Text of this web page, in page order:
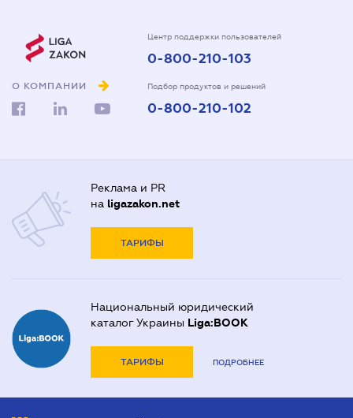
О КОМПАНИИ
Центр поддержки пользователей
0-800-210-103
Подбор продуктов и решений
0-800-210-102
Реклама и PR
на ligazakon.net
ТАРИФЫ
Национальный юридический
каталог Украины Liga:BOOK
ТАРИФЫ ПОДРОБНЕЕ